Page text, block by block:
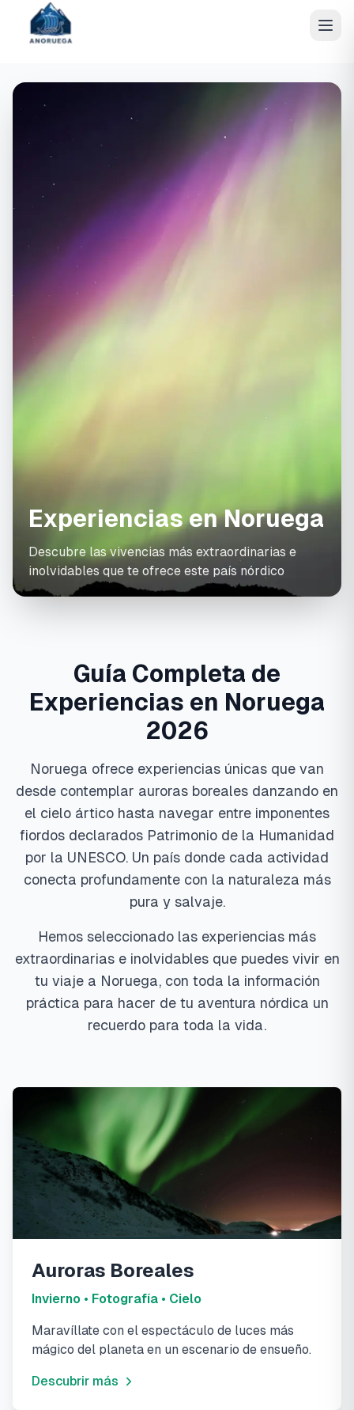
Experiencias en Noruega
Descubre las vivencias más extraordinarias e
inolvidables que te ofrece este país nórdico
Guía Completa de
Experiencias en Noruega
2026
Noruega ofrece experiencias únicas que van
desde contemplar auroras boreales danzando en
el cielo ártico hasta navegar entre imponentes
fiordos declarados Patrimonio de la Humanidad
por la UNESCO. Un país donde cada actividad
conecta profundamente con la naturaleza más
pura y salvaje.
Hemos seleccionado las experiencias más
extraordinarias e inolvidables que puedes vivir en
tu viaje a Noruega, con toda la información
práctica para hacer de tu aventura nórdica un
recuerdo para toda la vida.
Auroras Boreales
Invierno • Fotografía • Cielo
Maravíllate con el espectáculo de luces más
mágico del planeta en un escenario de ensueño.
Descubrir más